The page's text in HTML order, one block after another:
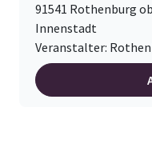
91541 Rothenburg
Innenstadt
Veranstalter: